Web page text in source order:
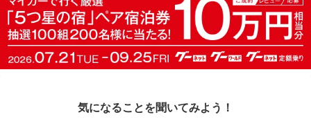
気になることを聞いてみよう！